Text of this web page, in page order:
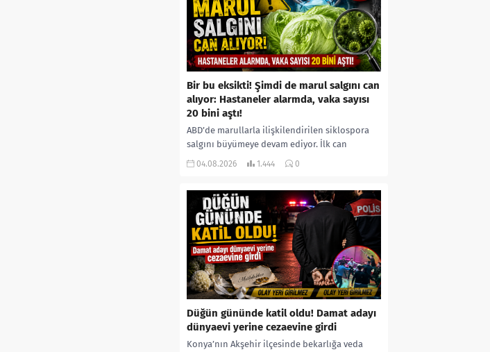
Bir bu eksikti! Şimdi de marul salgını can
alıyor: Hastaneler alarmda, vaka sayısı
20 bini aştı!
ABD’de marullarla ilişkilendirilen siklospora
salgını büyümeye devam ediyor. İlk can
kayıplarının yaşandığı salgında vaka sayısının
04.08.2026 1.444 0
Düğün gününde katil oldu! Damat adayı
dünyaevi yerine cezaevine girdi
Konya’nın Akşehir ilçesinde bekarlığa veda